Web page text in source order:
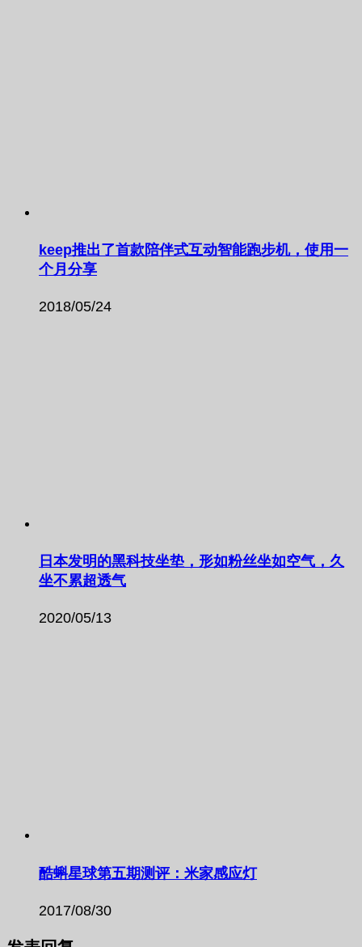
keep推出了首款陪伴式互动智能跑步机，使用一
个月分享
2018/05/24
日本发明的黑科技坐垫，形如粉丝坐如空气，久
坐不累超透气
2020/05/13
酷蝌星球第五期测评：米家感应灯
2017/08/30